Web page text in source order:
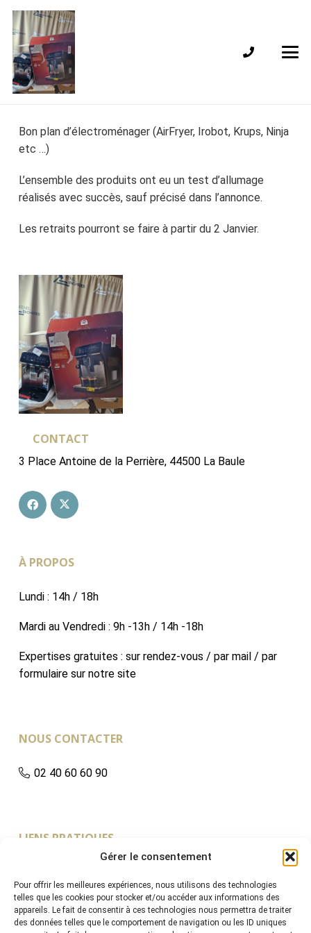
Gérer le consentement
Pour offrir les meilleures expériences, nous utilisons des technologies
telles que les cookies pour stocker et/ou accéder aux informations des
appareils. Le fait de consentir à ces technologies nous permettra de traiter
des données telles que le comportement de navigation ou les ID uniques
Bon plan d’électroménager (AirFryer, Irobot, Krups, Ninja
etc …)
L’ensemble des produits ont eu un test d’allumage
réalisés avec succès, sauf précisé dans l’annonce.
Les retraits pourront se faire à partir du 2 Janvier.
CONTACT
3 Place Antoine de la Perrière, 44500 La Baule
À PROPOS
Lundi : 14h / 18h
Mardi au Vendredi : 9h -13h / 14h -18h
Expertises gratuites : sur rendez-vous / par mail / par
formulaire sur notre site
NOUS CONTACTER
02 40 60 60 90
LIENS PRATIQUES
L’Etude
Vendre